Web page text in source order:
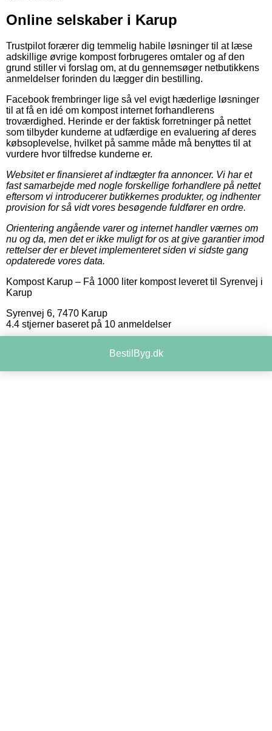
Online selskaber i Karup
Trustpilot forærer dig temmelig habile løsninger til at læse
adskillige øvrige kompost forbrugeres omtaler og af den
grund stiller vi forslag om, at du gennemsøger netbutikkens
anmeldelser forinden du lægger din bestilling.
Facebook frembringer lige så vel evigt hæderlige løsninger
til at få en idé om kompost internet forhandlerens
troværdighed. Herinde er der faktisk forretninger på nettet
som tilbyder kunderne at udfærdige en evaluering af deres
købsoplevelse, hvilket på samme måde må benyttes til at
vurdere hvor tilfredse kunderne er.
Websitet er finansieret af indtægter fra annoncer. Vi har et
fast samarbejde med nogle forskellige forhandlere på nettet
eftersom vi introducerer butikkernes produkter, og indhenter
provision for så vidt vores besøgende fuldfører en ordre.
Orientering angående varer og internet handler værnes om
nu og da, men det er ikke muligt for os at give garantier imod
rettelser der er blevet implementeret siden vi sidste gang
opdaterede vores data.
Kompost Karup – Få 1000 liter kompost leveret til Syrenvej i
Karup
Syrenvej 6, 7470 Karup
4.4 stjerner baseret på 10 anmeldelser
BestilByg.dk